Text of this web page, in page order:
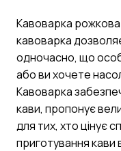
Кавоварка
кавоварка
одночасно, що
або ви хочете
Кавоварка
кави, пропонує
для тих, хто цінує
приготування кави